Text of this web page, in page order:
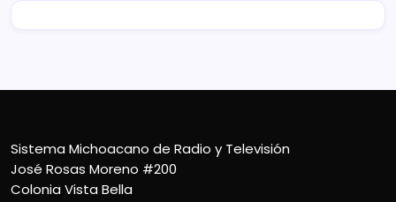
Sistema Michoacano de Radio y Televisión
José Rosas Moreno #200
Colonia Vista Bella